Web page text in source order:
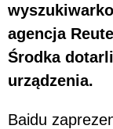
agencja
Środka
urządzenia.
Baidu